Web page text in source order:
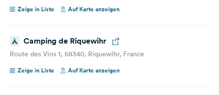
Zeige in Liste
Auf Karte anzeigen
Camping de Riquewihr
Route des Vins 1, 68340, Riquewihr, France
Zeige in Liste
Auf Karte anzeigen